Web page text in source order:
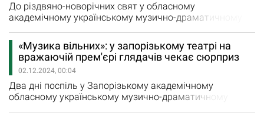
До різдвяно-новорічних свят у обласному
академічному українському музично-драматичному
Коцький». Прем’єра відбулася 22 грудня 2015 року,
згодом вистава зникла з репертуару театру, а в
листопаді цього року заслужений діяч мистецтв
України Віктор Попов відновив “Пана Коцького”. Віктор
Васильович…
«Музика вільних»: у запорізькому театрі на
вражаючій прем'єрі глядачів чекає сюрприз
02.12.2024, 00:04
Два дні поспіль у Запорізькому академічному
обласному українському музично-драматичному